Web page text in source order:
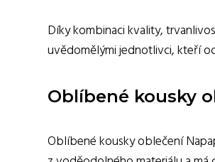
Díky kombinaci kvality,
uvědomělými jednotlivci, kteří
Oblíbené kousky
Oblíbené kousky oblečení